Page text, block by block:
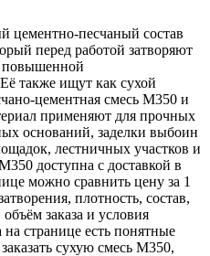
цементно-песчаный состав
перед работой затворяют
повышенной
также ищут как сухой
цементная смесь М350 и
применяют для прочных
оснований, заделки выбоин
лестничных участков и
доступна с доставкой в
можно сравнить цену за 1
плотность, состав,
заказа и условия
на странице есть понятные
сухую смесь М350,